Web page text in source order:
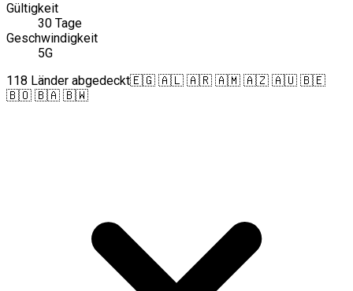
Gültigkeit
30 Tage
Geschwindigkeit
5G
118 Länder abgedeckt🇪🇬 🇦🇱 🇦🇷 🇦🇲 🇦🇿 🇦🇺 🇧🇪
🇧🇴 🇧🇦 🇧🇼